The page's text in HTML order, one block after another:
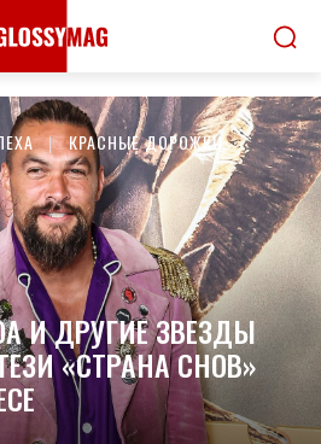
КРАСНЫЕ ДОРОЖКИ
И ДРУГИЕ ЗВЕЗДЫ
«СТРАНА СНОВ»